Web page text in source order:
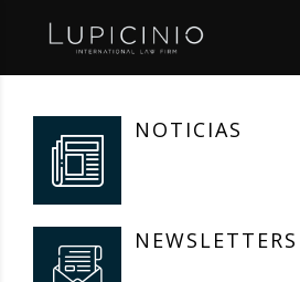
NOTICIAS
NEWSLETTERS